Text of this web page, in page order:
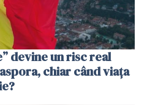
devine un risc real
chiar când viața